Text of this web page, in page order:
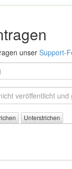
unser Support-